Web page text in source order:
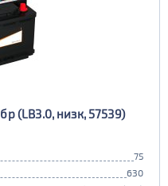
(LB3.0, низк, 57539)
75
630